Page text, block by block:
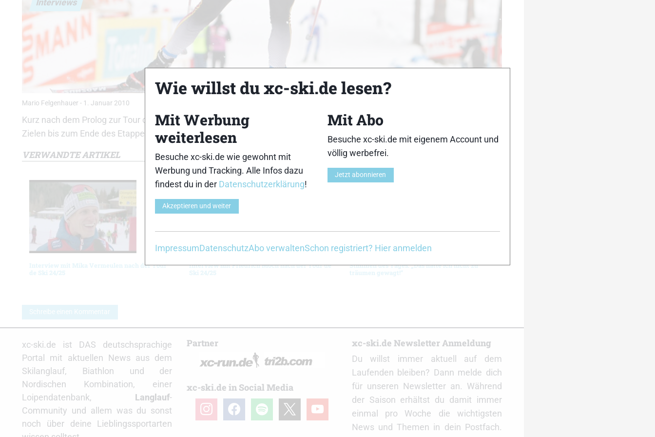
Mario Felgenhauer - 1. Januar 2010
Kurz nach dem Prolog zur Tour de Ski in Oberhof stand uns Axel Teichmann Rede und Antwort zu seinem Rennen und seinen
Zielen bis zum Ende des Etappenrennens.
VERWANDTE ARTIKEL
Interview mit Mika Vermeulen nach der Tour
de Ski 24/25
Interview mit Friedrich Moch nach der Tour de
Ski 24/25
Stimmen des Tages: „Das hätte ich nicht zu
träumen gewagt!“
Schreibe einen Kommentar
xc-ski.de ist DAS deutschsprachige
Portal mit aktuellen News aus dem
Skilanglauf, Biathlon und der
Nordischen Kombination, einer
Loipendatenbank, Langlauf-
Community und allem was du sonst
noch über deine Lieblingssportarten
Partner
xc-ski.de in Social Media
instagramfacebookspotify youtube
xc-ski.de Newsletter Anmeldung
Du willst immer aktuell auf dem
Laufenden bleiben? Dann melde dich
für unseren Newsletter an. Während
der Saison erhältst du damit immer
einmal pro Woche die wichtigsten
News und Themen in dein Postfach.
Wie willst du xc-ski.de lesen?
Mit Werbung
weiterlesen
Besuche xc-ski.de wie gewohnt mit
Werbung und Tracking. Alle Infos dazu
findest du in der Datenschutzerklärung!
Akzeptieren und weiter
Mit Abo
Besuche xc-ski.de mit eigenem Account und
völlig werbefrei.
Jetzt abonnieren
ImpressumDatenschutzAbo verwaltenSchon registriert? Hier anmelden